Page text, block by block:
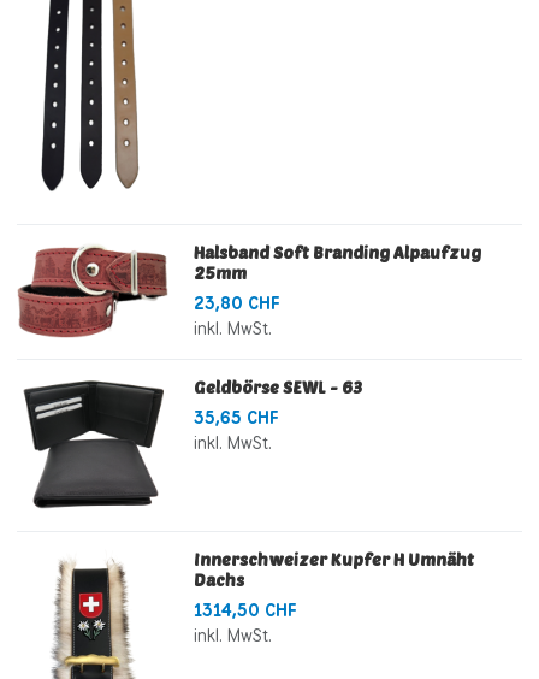
Halsband Soft Branding Alpaufzug
25mm
23,80 CHF
inkl. MwSt.
Geldbörse SEWL - 63
35,65 CHF
inkl. MwSt.
Innerschweizer Kupfer H Umnäht
Dachs
1314,50 CHF
inkl. MwSt.